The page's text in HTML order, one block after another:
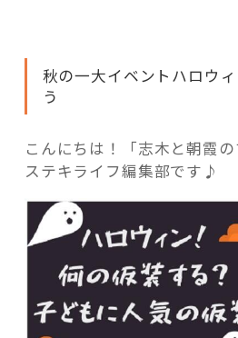
これからの暮らし
記事検索
秋の一大イベントハロウ
う
こんにちは！「志木と朝霞の
ステキライフ編集部です♪